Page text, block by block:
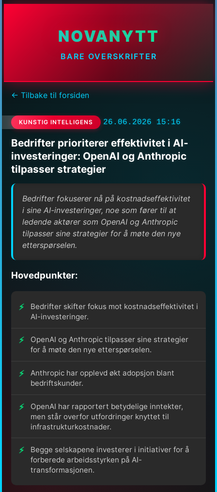
NOVANYTT
BARE OVERSKRIFTER
← Tilbake til forsiden
KUNSTIG INTELLIGENS 26.06.2026 15:16
Bedrifter prioriterer effektivitet i AI-
investeringer: OpenAI og Anthropic
tilpasser strategier
Bedrifter fokuserer nå på kostnadseffektivitet
i sine AI-investeringer, noe som fører til at
ledende aktører som OpenAI og Anthropic
tilpasser sine strategier for å møte den nye
etterspørselen.
Hovedpunkter:
Bedrifter skifter fokus mot kostnadseffektivitet i
AI-investeringer.
OpenAI og Anthropic tilpasser sine strategier
for å møte den nye etterspørselen.
Anthropic har opplevd økt adopsjon blant
bedriftskunder.
OpenAI har rapportert betydelige inntekter,
men står overfor utfordringer knyttet til
infrastrukturkostnader.
Begge selskapene investerer i initiativer for å
forberede arbeidsstyrken på AI-
transformasjonen.